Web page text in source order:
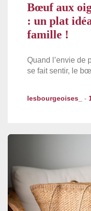
Bœuf aux
: un plat
famille !
Quand l’envie de
se fait sentir, le
lesbourgeoises_ -